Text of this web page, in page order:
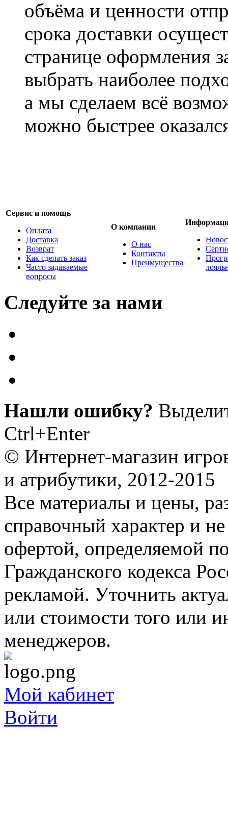
объёма и ценности
срока доставки
странице оформления
выбрать наиболее
а мы сделаем всё
можно быстрее
Сервис и помощь
Оплата
Доставка
Возврат
Как сделать заказ
Часто задаваемые
вопросы
О компании
О нас
Контакты
Преимущества
Следуйте за нами
Нашли ошибку?
Ctrl+Enter
© Интернет-магазин
и атрибутики, 2012-2015
Все материалы и цены,
справочный характер и
офертой, определяемой
Гражданского кодекса
рекламой. Уточнить
или стоимости того или
менеджеров.
Мой кабинет
Войти